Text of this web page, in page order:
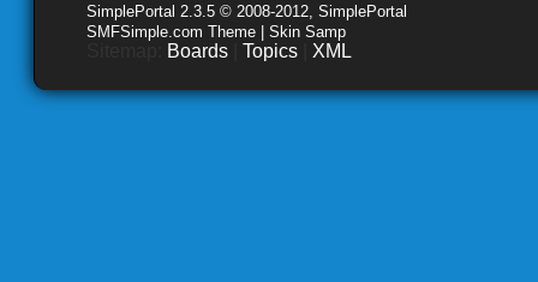
SimplePortal 2.3.5 © 2008-2012, SimplePortal
SMFSimple.com Theme | Skin Samp
Boards Topics XML